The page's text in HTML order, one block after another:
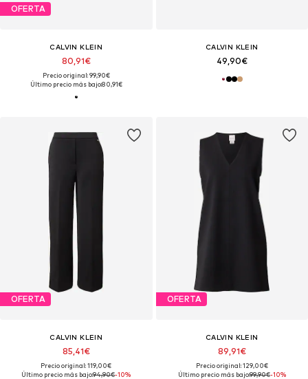
OFERTA
CALVIN KLEIN
80,91€
Precio original: 99,90€
Último precio más bajo:80,91€
CALVIN KLEIN
49,90€
OFERTA
CALVIN KLEIN
85,41€
Precio original: 119,00€
Último precio más bajo:94,90€-10%
OFERTA
CALVIN KLEIN
89,91€
Precio original: 129,00€
Último precio más bajo:99,90€-10%